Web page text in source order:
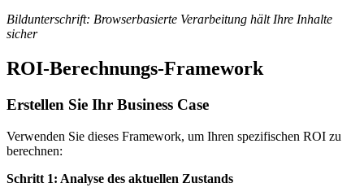
Bildunterschrift: Browserbasierte Verarbeitung hält Ihre Inhalte
sicher
ROI-Berechnungs-Framework
Erstellen Sie Ihr Business Case
Verwenden Sie dieses Framework, um Ihren spezifischen ROI zu
berechnen:
Schritt 1: Analyse des aktuellen Zustands